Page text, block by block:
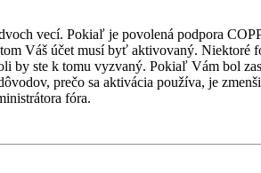
vecí. Pokiaľ je povolená podpora
Váš účet musí byť aktivovaný. Niektoré
by ste k tomu vyzvaný. Pokiaľ Vám bol
prečo sa aktivácia používa, je
fóra.